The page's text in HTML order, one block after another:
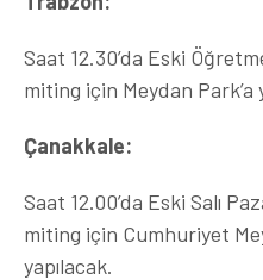
Saat 12.30’da Eski
miting için Meydan Park’a
Çanakkale:
Saat 12.00’da Eski Salı
miting için Cumhuriyet
yapılacak.